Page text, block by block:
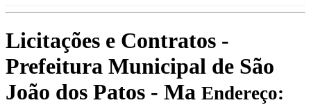
Licitações e Contratos -
Prefeitura Municipal de São
João dos Patos - Ma Endereço: